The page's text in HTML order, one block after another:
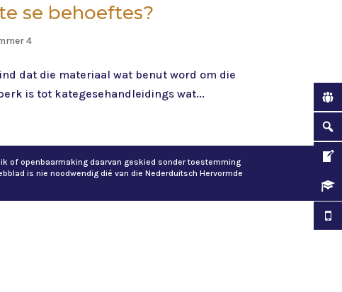
se behoeftes?
4
dat die materiaal wat benut word om die
is tot kategesehandleidings wat...
of openbaarmaking daarvan geskied sonder toestemming
is nie noodwendig dié van die Nederduitsch Hervormde